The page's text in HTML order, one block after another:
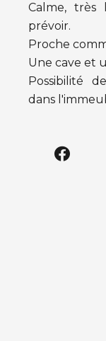
Calme,
prévoir.
Proche
Une cave et
Possibilité
dans